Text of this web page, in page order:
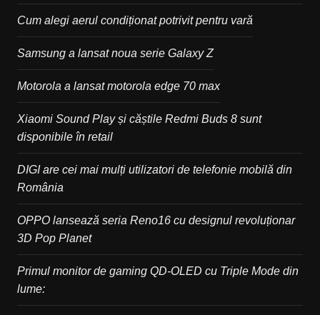
Cum alegi aerul condiționat potrivit pentru vară
Samsung a lansat noua serie Galaxy Z
Motorola a lansat motorola edge 70 max
Xiaomi Sound Play și căștile Redmi Buds 8 sunt
disponibile în retail
DIGI are cei mai mulți utilizatori de telefonie mobilă din
România
OPPO lansează seria Reno16 cu designul revoluționar
3D Pop Planet
Primul monitor de gaming QD-OLED cu Triple Mode din
lume: